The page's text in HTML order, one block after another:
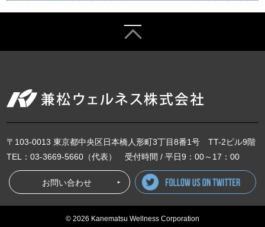
〒103-0013 東京都中央区日本橋人形町3丁目8番1号 TT-2ビル9階
TEL：03-3669-5660（代表） 受付時間 / 平日9：00～17：00
お問い合わせ
© 2026 Kanematsu Wellness Corporation